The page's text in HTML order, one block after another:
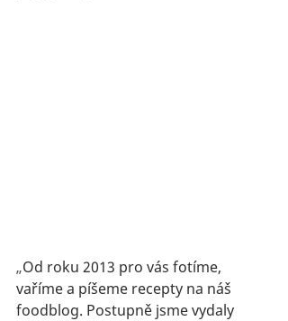
„Od roku 2013 pro vás fotíme,
vaříme a píšeme recepty na náš
foodblog. Postupně jsme vydaly